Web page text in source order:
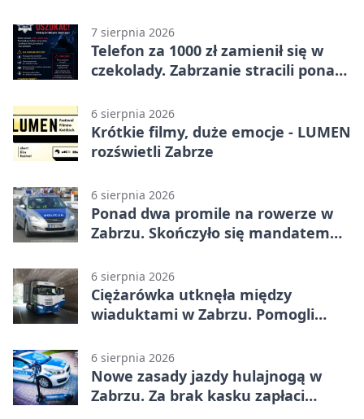
7 sierpnia 2026
Telefon za 1000 zł zamienił się w
czekolady. Zabrzanie stracili ponad
6 sierpnia 2026
Krótkie filmy, duże emocje - LUMEN
rozświetli Zabrze
6 sierpnia 2026
Ponad dwa promile na rowerze w
Zabrzu. Skończyło się mandatem
6 sierpnia 2026
Ciężarówka utknęła między
wiaduktami w Zabrzu. Pomogli
6 sierpnia 2026
Nowe zasady jazdy hulajnogą w
Zabrzu. Za brak kasku zapłaci